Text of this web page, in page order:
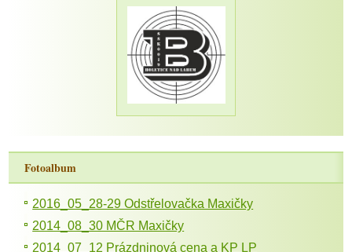
Fotoalbum
2016_05_28-29 Odstřelovačka Maxičky
2014_08_30 MČR Maxičky
2014_07_12 Prázdninová cena a KP LP